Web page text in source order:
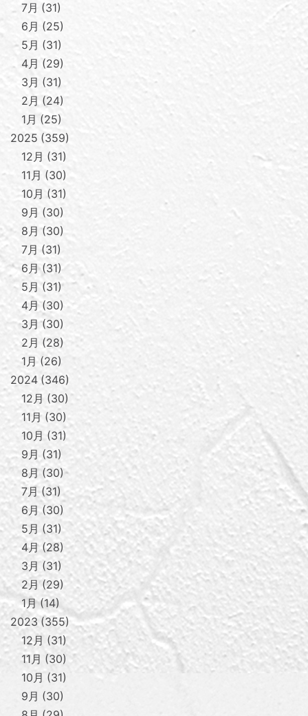
7月
31
6月
25
5月
31
4月
29
3月
31
2月
24
1月
25
2025 359
12月
31
11月
30
10月
31
9月
30
8月
30
7月
31
6月 31
5月
31
4月 30
3月
30
2月
28
1月 26
2024 346
12月
30
11月 30
10月
31
9月
31
8月 30
7月 31
6月
30
5月
31
4月 28
3月
31
2月
29
1月 14
2023 355
12月
31
11月
30
10月
31
9月
30